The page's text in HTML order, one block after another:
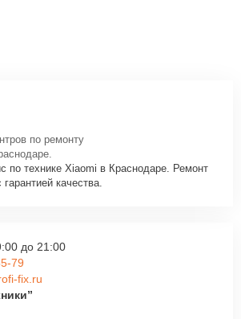
по ремонту
по технике Xiaomi в Краснодаре. Ремонт
качества.
до 21:00
79
fix.ru